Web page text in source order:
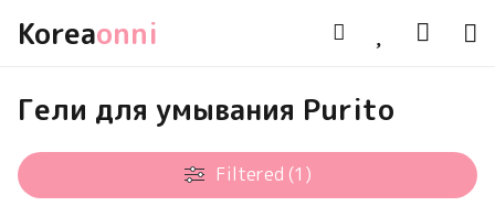
Koreaonni
Гели для умывания Purito
Filtered (1)